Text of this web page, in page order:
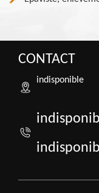
CONTACT
indisponible